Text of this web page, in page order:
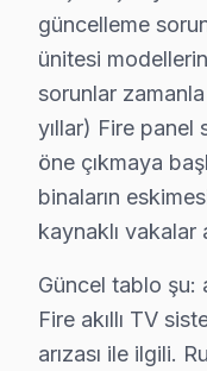
Sarıyer,
Sarıyer
Sarıyer
Ayazağa,
Garipçe,
Pınar, Poligon,
Sarıyer ×
Avrupa
güncelleme
ünitesi
sorunlar
yıllar) Fire panel
öne çıkmaya
binaların
kaynaklı vakalar
Güncel tablo şu:
Fire akıllı TV
arızası ile ilgili.